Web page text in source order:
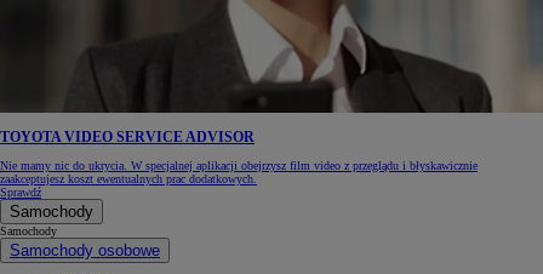
TOYOTA VIDEO SERVICE ADVISOR
Nie mamy nic do ukrycia. W specjalnej aplikacji obejrzysz film video z przeglądu i błyskawicznie
zaakceptujesz koszt ewentualnych prac dodatkowych.
Sprawdź
Samochody
Samochody
Samochody osobowe